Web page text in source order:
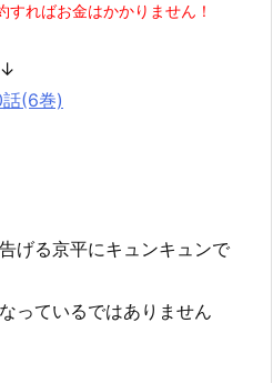
すればお金はかかりません！
(6巻)
げる京平にキュンキュンで
っているではありません